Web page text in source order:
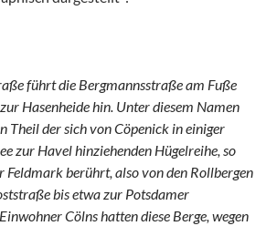
führt die Bergmannsstraße am Fuße
Hasenheide hin. Unter diesem Namen
Theil der sich von Cöpenick in einiger
zur Havel hinziehenden Hügelreihe, so
Feldmark berührt, also von den Rollbergen
bis etwa zur Potsdamer
Cölns hatten diese Berge, wegen